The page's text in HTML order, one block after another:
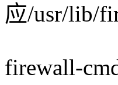
应/usr/lib/
firewall-